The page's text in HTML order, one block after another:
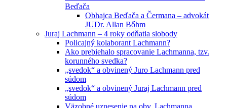
Beďača
Obhajca Beďača a Čermana – advokát
JUDr. Allan Bőhm
Juraj Lachmann – 4 roky odňatia slobody
Policajný kolaborant Lachmann?
Ako prebiehalo spracovanie Lachmanna, tzv.
korunného svedka?
„svedok“ a obvinený Juro Lachmann pred
súdom
„svedok“ a obvinený Juraj Lachmann pred
súdom
Väzobné uznesenie na obv. Lachmanna